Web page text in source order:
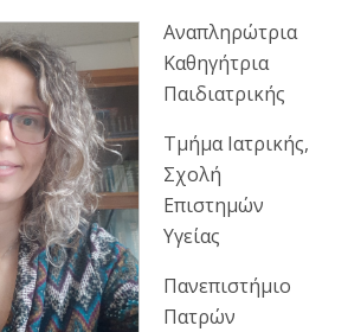
Αναπληρώτρια
Καθηγήτρια
Παιδιατρικής
Τμήμα Ιατρικής,
Σχολή
Επιστημών
Υγείας
Πανεπιστήμιο
Πατρών